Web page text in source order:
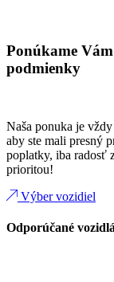
Ponúkame
podmienky
Naša ponuka je
aby ste mali presný
poplatky, iba radosť
prioritou!
Výber vozidiel
Odporúčané